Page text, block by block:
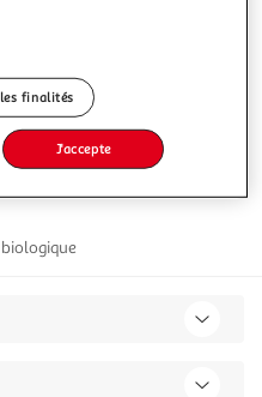
prix
Eurofeuille - Bio européen
finalités
J'accepte